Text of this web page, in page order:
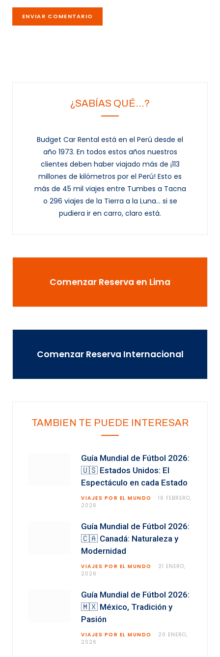
¿SABÍAS QUÉ…?
Budget Car Rental está en el Perú desde el
año 1973. En todos estos años nuestros
clientes deben haber viajado más de ¡113
millones de kilómetros por el Perú! Esto es
más de 45 mil viajes entre Tumbes a Tacna
o 296 viajes de la Tierra a la Luna... si se
pudiera ir en carro, claro está.
Comenzar Reserva en Lima
Comenzar Reserva Internacional
TAMBIEN TE PUEDE INTERESAR
Guía Mundial de Fútbol 2026:
🇺🇸 Estados Unidos: El
Espectáculo en cada Estado
VIAJES POR EL MUNDO
16 FEBRERO,
2026
Guía Mundial de Fútbol 2026:
🇨🇦 Canadá: Naturaleza y
Modernidad
VIAJES POR EL MUNDO
21 ENERO,
2026
Guía Mundial de Fútbol 2026:
🇲🇽 México, Tradición y
Pasión
VIAJES POR EL MUNDO
20 ENERO,
2026